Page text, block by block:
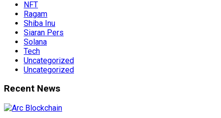
NFT
Ragam
Shiba Inu
Siaran Pers
Solana
Tech
Uncategorized
Uncategorized
Recent News